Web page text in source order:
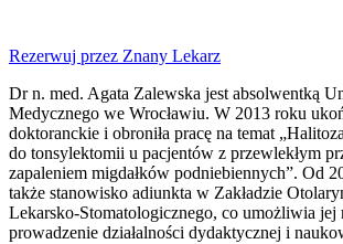
Rezerwuj przez Znany Lekarz
Dr n. med. Agata Zalewska jest absolwentką
Medycznego we Wrocławiu. W 2013 roku
doktoranckie i obroniła pracę na temat
do tonsylektomii u pacjentów z przewlekłym
zapaleniem migdałków podniebiennych”. Od
także stanowisko adiunkta w Zakładzie
Lekarsko-Stomatologicznego, co umożliwia jej
prowadzenie działalności dydaktycznej i